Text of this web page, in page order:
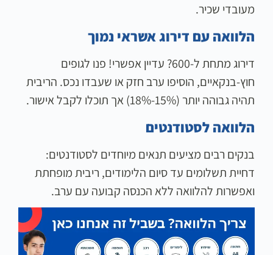
מעובדי שכיר.
הלוואה עם דירוג אשראי נמוך
דירוג מתחת ל-600? עדיין אפשרי! פנו לגופים
חוץ-בנקאיים, הוסיפו ערב חזק או שעבדו נכס. הריבית
תהיה גבוהה יותר (15%-18%) אך תוכלו לקבל אישור.
הלוואה לסטודנטים
בנקים רבים מציעים תנאים מיוחדים לסטודנטים:
דחיית תשלומים עד סיום הלימודים, ריבית מופחתת
ואפשרות להלוואה ללא הכנסה קבועה עם ערב.